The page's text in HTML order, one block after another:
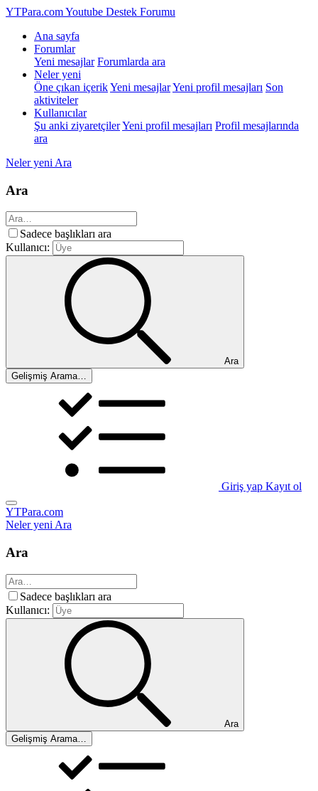
YTPara.comYoutube Destek Forumu
Ana sayfa
Forumlar
Yeni mesajlar Forumlarda ara
Neler yeni
Öne çıkan içerikYeni mesajlarYeni profil mesajları Son
aktiviteler
Kullanıcılar
Şu anki ziyaretçilerYeni profil mesajları Profil mesajlarında
ara
Neler yeni Ara
Ara
Sadece başlıkları ara
Kullanıcı:
Ara
Gelişmiş Arama…
Giriş yap Kayıt ol
YTPara.com
Neler yeniAra
Ara
Sadece başlıkları ara
Kullanıcı:
Ara
Gelişmiş Arama…